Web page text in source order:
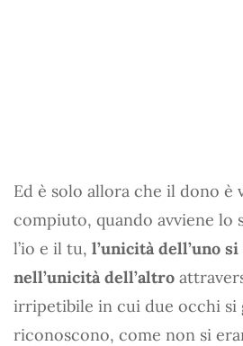
Ed è solo allora che il dono è
compiuto, quando avviene lo
l’io e il tu, l’unicità dell’uno
nell’unicità dell’altro
irripetibile in cui due occhi si
riconoscono, come non si